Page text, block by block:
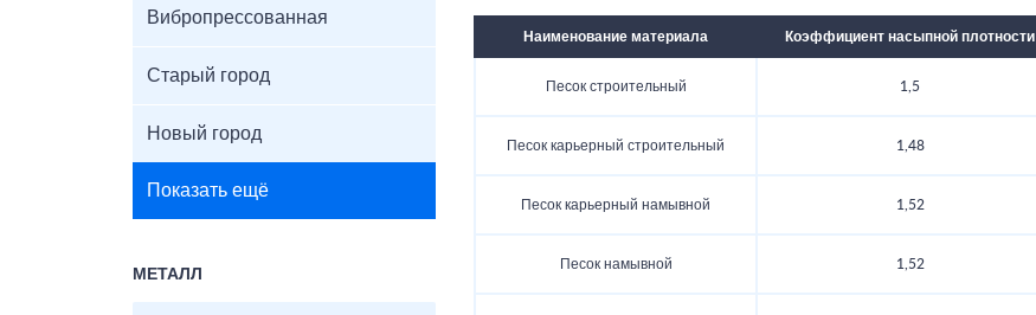
Вибропрессованная
Старый город
Новый город
Показать ещё
МЕТАЛЛ
Наименование материала Коэффициент насыпной плотности
Песок строительный 1,5
Песок карьерный строительный 1,48
Песок карьерный намывной 1,52
Песок намывной 1,52